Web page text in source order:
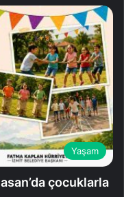
Yaşam
çocuklarla